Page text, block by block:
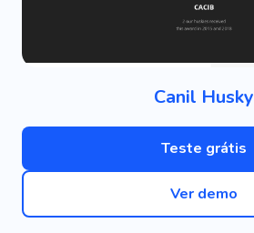
Canil Husky
Teste grátis
Ver demo